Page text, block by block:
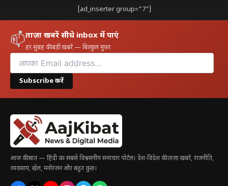
[ad_inserter group="7"]
📫ताज़ा खबरें सीधे inbox में पाएं
हर सुबह की बड़ी खबरें — बिल्कुल मुफ़्त
Subscribe करें
आज की बात — हिंदी का सबसे विश्वसनीय समाचार पोर्टल। देश-विदेश की ताज़ा खबरें, राजनीति,
व्यवसाय, खेल, मनोरंजन और बहुत कुछ।